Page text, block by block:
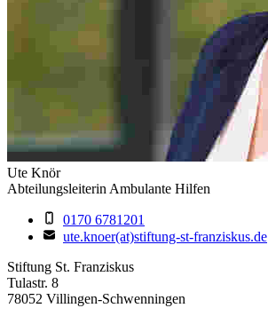
Ute Knör
Abteilungsleiterin Ambulante Hilfen
0170 6781201
ute.knoer(at)stiftung-st-franziskus.de
Stiftung St. Franziskus
Tulastr. 8
78052 Villingen-Schwenningen